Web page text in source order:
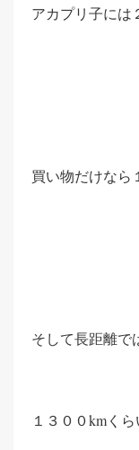
アカプリ子には
買い物だけなら
そして長距離で
１３００kmく